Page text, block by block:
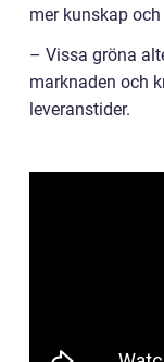
mer kunskap
– Vissa gröna
marknaden och
leveranstider.